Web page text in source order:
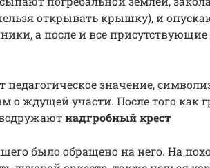
открывать крышку), и
а после и все
педагогическое значение,
ждущей участи. После того как
надгробный крест
было обращено на него. На